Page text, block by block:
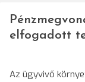
elfogadott
Az ügyvivő